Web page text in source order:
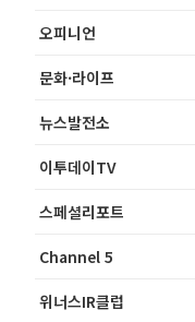
오피니언
문화·라이프
뉴스발전소
이투데이TV
스페셜리포트
Channel 5
위너스IR클럽